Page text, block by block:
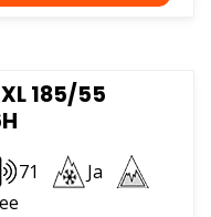
185/55
71
Ja